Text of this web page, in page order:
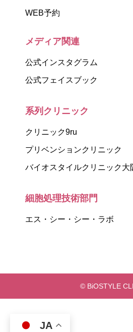
WEB予約
メディア関連
公式インスタグラム
公式フェイスブック
系列クリニック
クリニック9ru
プリベンションクリニック
バイオスタイルクリニック大
細胞処理技術部門
エス・シー・シー・ラボ
© BiOSTYLE
JA